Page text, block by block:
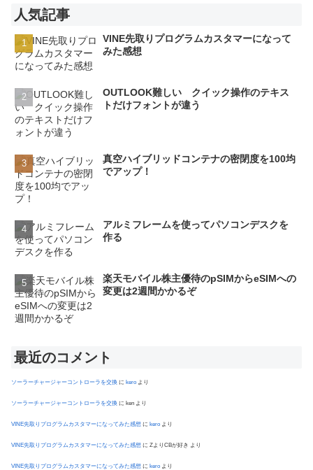
人気記事
VINE先取りプログラムカスタマーになって
みた感想
OUTLOOK難しい クイック操作のテキス
トだけフォントが違う
真空ハイブリッドコンテナの密閉度を100均
でアップ！
アルミフレームを使ってパソコンデスクを
作る
楽天モバイル株主優待のpSIMからeSIMへの
変更は2週間かかるぞ
最近のコメント
ソーラーチャージャーコントローラを交換 に kero より
ソーラーチャージャーコントローラを交換 に ken より
VINE先取りプログラムカスタマーになってみた感想 に kero より
VINE先取りプログラムカスタマーになってみた感想 に ZよりCBが好き より
VINE先取りプログラムカスタマーになってみた感想 に kero より